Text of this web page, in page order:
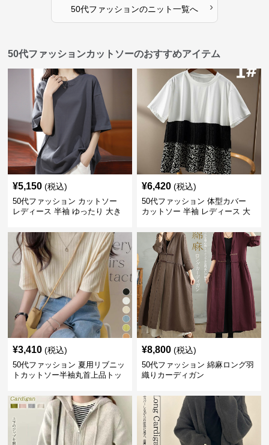
50代ファッションのニット一覧へ ›
50代ファッションカットソーのおすすめアイテム
¥5,150 (税込)
50代ファッション カットソー
レディース 半袖 ゆったり 大き
¥6,420 (税込)
50代ファッション 体型カバー
カットソー 半袖 レディース 大
¥3,410 (税込)
50代ファッション 夏用リブニッ
トカットソー半袖丸首上品トッ
¥8,800 (税込)
50代ファッション 綿麻ロング羽
織りカーディガン